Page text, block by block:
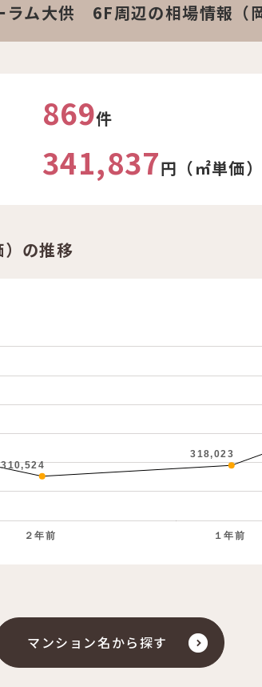
ム大供 6F周辺の相場情報（
869件
341,837円（㎡単価）
の推移
２年前 １年前
310,524
318,023
マンション名から探す